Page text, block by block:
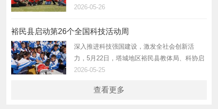
治守护温暖毡房主题活动，各部门工作人员现
牧民心间。 工作人员深入牧区宣讲 …
2026-05-26
裕民县启动第26个全国科技活动周
深入推进科技强国建设，激发全社会创新活
力，5月22日，塔城地区裕民县教体局、科协启
动第26个全国科技活动周活动。 在人民公园活
先进农用科技成果集中亮相，机器人与机器…
2026-05-25
查看更多